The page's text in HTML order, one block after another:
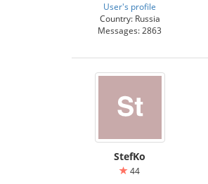
User's profile
Country: Russia
Messages: 2863
StefKo
44